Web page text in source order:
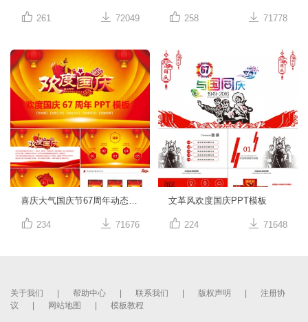
 261  72049  258  71778
喜庆大气国庆节67周年动态PPT模板
 234  71676
文革风欢度国庆PPT模板
 224  71648
关于我们 帮助中心 联系我们 版权声明
注册协
议
网站地图 模板教程